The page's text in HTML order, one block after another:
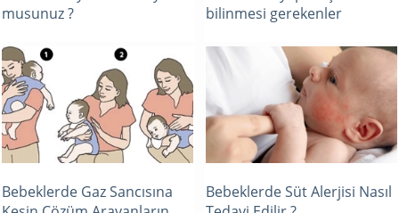
musunuz ?
bilinmesi gerekenler
Bebeklerde Gaz Sancısına
Bebeklerde Süt Alerjisi Nasıl